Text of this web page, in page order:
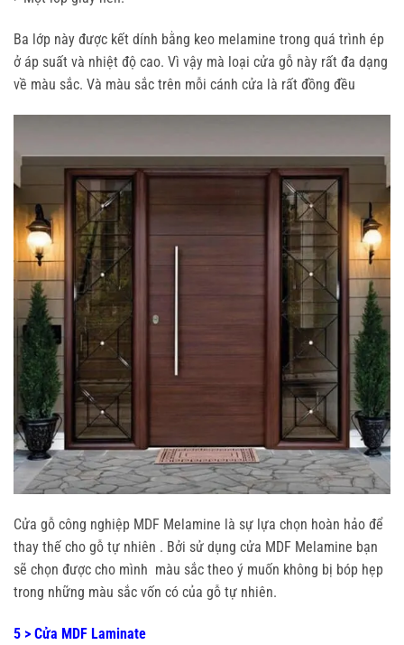
Ba lớp này được kết dính bằng keo melamine trong quá trình ép
ở áp suất và nhiệt độ cao. Vì vậy mà loại cửa gỗ này rất đa dạng
về màu sắc. Và màu sắc trên mỗi cánh cửa là rất đồng đều
Cửa gỗ công nghiệp MDF Melamine là sự lựa chọn hoàn hảo để
thay thế cho gỗ tự nhiên . Bởi sử dụng cửa MDF Melamine bạn
sẽ chọn được cho mình màu sắc theo ý muốn không bị bóp hẹp
trong những màu sắc vốn có của gỗ tự nhiên.
5 > Cửa MDF Laminate